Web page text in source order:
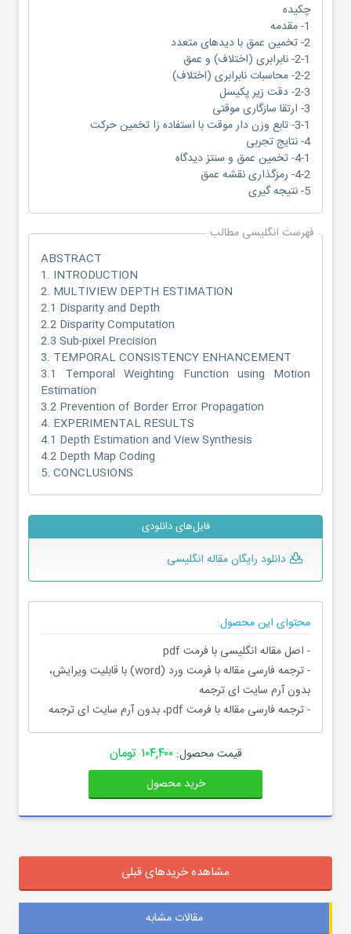
چکیده
1- مقدمه
2- تخمین عمق با دیدهای متعدد
2-1- نابرابری (اختلاف) و عمق
2-2- محاسبات نابرابری (اختلاف)
2-3- دقت زیر پکیسل
3- ارتقا سازگاری موقتی
3-1- تابع وزن دار موقت با استفاده زا تخمین حرکت
4- نتایج تجربی
4-1- تخمین عمق و سنتز دیدگاه
4-2- رمزگذاری نقشه عمق
5- نتیجه گیری
فهرست انگلیسی مطالب
ABSTRACT
1. INTRODUCTION
2. MULTIVIEW DEPTH ESTIMATION
2.1 Disparity and Depth
2.2 Disparity Computation
2.3 Sub-pixel Precision
3. TEMPORAL CONSISTENCY ENHANCEMENT
3.1 Temporal Weighting Function using Motion
Estimation
3.2 Prevention of Border Error Propagation
4. EXPERIMENTAL RESULTS
4.1 Depth Estimation and View Synthesis
4.2 Depth Map Coding
5. CONCLUSIONS
فایل‌های دانلودی
دانلود رایگان مقاله انگلیسی
محتوای این محصول:
- اصل مقاله انگلیسی با فرمت pdf
- ترجمه فارسی مقاله با فرمت ورد (word) با قابلیت ویرایش،
بدون آرم سایت ای ترجمه
- ترجمه فارسی مقاله با فرمت pdf، بدون آرم سایت ای ترجمه
قیمت محصول:۱۰۴,۴۰۰ تومان
خرید محصول
مشاهده خریدهای قبلی
مقالات مشابه